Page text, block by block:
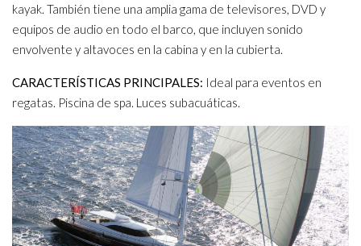
kayak. También tiene una amplia gama de televisores, DVD y
equipos de audio en todo el barco, que incluyen sonido
envolvente y altavoces en la cabina y en la cubierta.
CARACTERÍSTICAS PRINCIPALES: Ideal para eventos en
regatas. Piscina de spa. Luces subacuáticas.